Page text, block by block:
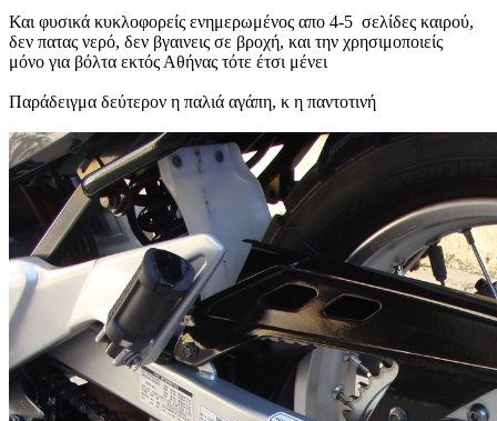
Και φυσικά κυκλοφορείς ενημερωμένος απο 4-5 σελίδες καιρού,
δεν πατας νερό, δεν βγαινεις σε βροχή, και την χρησιμοποιείς
μόνο για βόλτα εκτός Αθήνας τότε έτσι μένει
Παράδειγμα δεύτερον η παλιά αγάπη, κ η παντοτινή